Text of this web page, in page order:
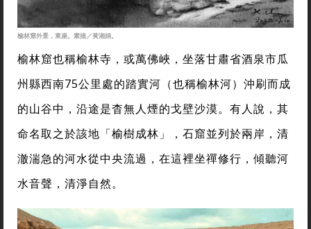
榆林窟外景，東崖。素描／黃湘娟。
榆林窟也稱榆林寺，或萬佛峽，坐落甘肅省酒泉市瓜
州縣西南75公里處的踏實河（也稱榆林河）沖刷而成
的山谷中，沿途是杳無人煙的戈壁沙漠。有人說，其
命名取之於該地「榆樹成林」，石窟並列於兩岸，清
澈湍急的河水從中央流過，在這裡坐禪修行，傾聽河
水音聲，清淨自然。